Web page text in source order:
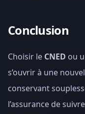
Conclusion
Choisir le CNED ou
s’ouvrir à une
conservant
l’assurance de